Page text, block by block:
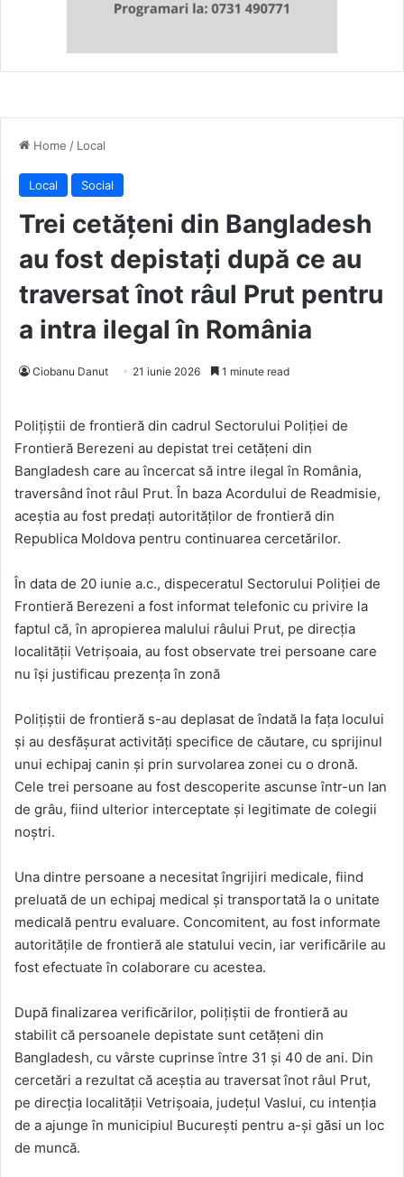
Home / Local
Local Social
Trei cetățeni din Bangladesh
au fost depistați după ce au
traversat înot râul Prut pentru
a intra ilegal în România
Ciobanu Danut 21 iunie 2026 1 minute read
Poliţiştii de frontieră din cadrul Sectorului Poliţiei de
Frontieră Berezeni au depistat trei cetățeni din
Bangladesh care au încercat să intre ilegal în România,
traversând înot râul Prut. În baza Acordului de Readmisie,
aceștia au fost predați autorităților de frontieră din
Republica Moldova pentru continuarea cercetărilor.
În data de 20 iunie a.c., dispeceratul Sectorului Poliției de
Frontieră Berezeni a fost informat telefonic cu privire la
faptul că, în apropierea malului râului Prut, pe direcția
localității Vetrișoaia, au fost observate trei persoane care
nu își justificau prezența în zonă
Polițiștii de frontieră s-au deplasat de îndată la fața locului
și au desfășurat activități specifice de căutare, cu sprijinul
unui echipaj canin și prin survolarea zonei cu o dronă.
Cele trei persoane au fost descoperite ascunse într-un lan
de grâu, fiind ulterior interceptate și legitimate de colegii
noștri.
Una dintre persoane a necesitat îngrijiri medicale, fiind
preluată de un echipaj medical și transportată la o unitate
medicală pentru evaluare. Concomitent, au fost informate
autoritățile de frontieră ale statului vecin, iar verificările au
fost efectuate în colaborare cu acestea.
După finalizarea verificărilor, polițiștii de frontieră au
stabilit că persoanele depistate sunt cetățeni din
Bangladesh, cu vârste cuprinse între 31 și 40 de ani. Din
cercetări a rezultat că aceștia au traversat înot râul Prut,
pe direcția localității Vetrișoaia, județul Vaslui, cu intenția
de a ajunge în municipiul București pentru a-și găsi un loc
de muncă.